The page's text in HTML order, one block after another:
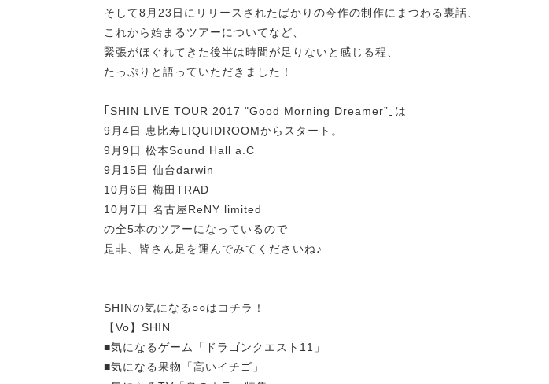
そして8月23日にリリースされたばかりの今作の制作にまつわる裏話、
これから始まるツアーについてなど、
緊張がほぐれてきた後半は時間が足りないと感じる程、
たっぷりと語っていただきました！
｢SHIN LIVE TOUR 2017 "Good Morning Dreamer”｣は
9月4日 恵比寿LIQUIDROOMからスタート。
9月9日 松本Sound Hall a.C
9月15日 仙台darwin
10月6日 梅田TRAD
10月7日 名古屋ReNY limited
の全5本のツアーになっているので
是非、皆さん足を運んでみてくださいね♪
SHINの気になる○○はコチラ！
【Vo】SHIN
■気になるゲーム「ドラゴンクエスト11」
■気になる果物「高いイチゴ」